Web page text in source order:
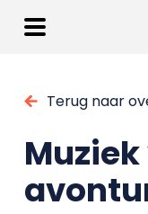
Terug naar